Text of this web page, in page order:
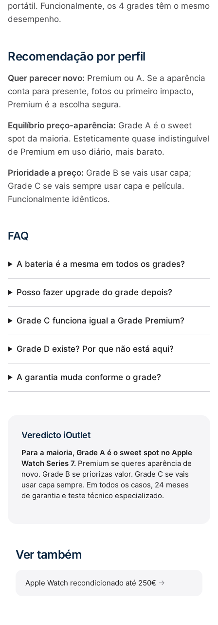
portátil. Funcionalmente, os 4 grades têm o mesmo
desempenho.
Recomendação por perfil
Quer parecer novo: Premium ou A. Se a aparência
conta para presente, fotos ou primeiro impacto,
Premium é a escolha segura.
Equilíbrio preço-aparência: Grade A é o sweet
spot da maioria. Esteticamente quase indistinguível
de Premium em uso diário, mais barato.
Prioridade a preço: Grade B se vais usar capa;
Grade C se vais sempre usar capa e película.
Funcionalmente idênticos.
FAQ
A bateria é a mesma em todos os grades?
Posso fazer upgrade do grade depois?
Grade C funciona igual a Grade Premium?
Grade D existe? Por que não está aqui?
A garantia muda conforme o grade?
Veredicto iOutlet
Para a maioria, Grade A é o sweet spot no Apple
Watch Series 7. Premium se queres aparência de
novo. Grade B se priorizas valor. Grade C se vais
usar capa sempre. Em todos os casos, 24 meses
de garantia e teste técnico especializado.
Ver também
Apple Watch recondicionado até 250€